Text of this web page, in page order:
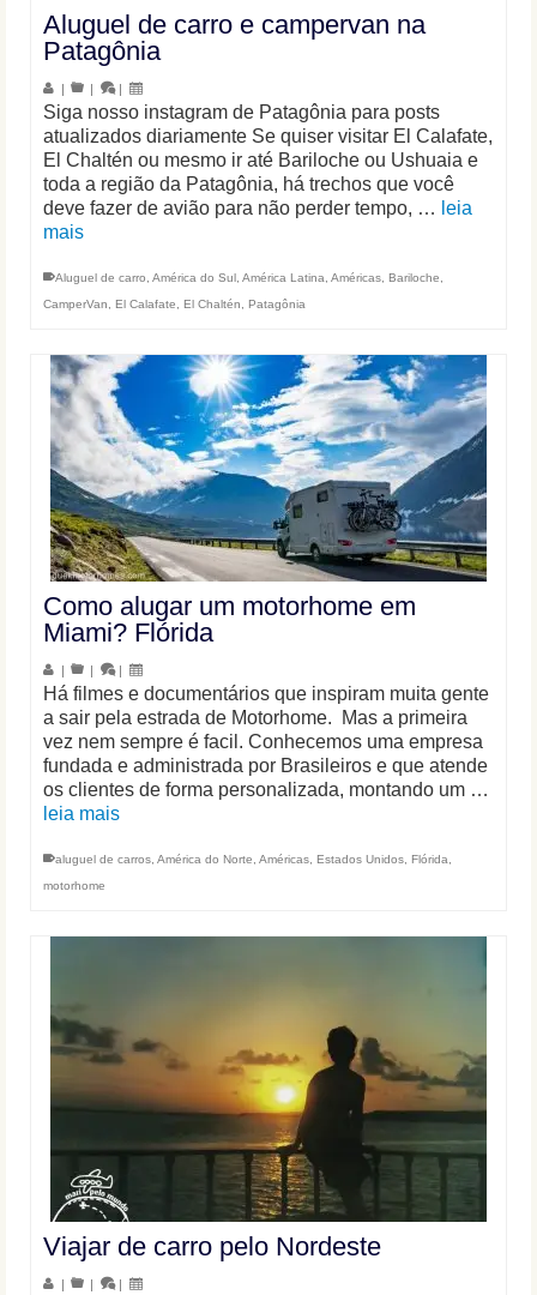
Aluguel de carro e campervan na
Patagônia
| | |
Siga nosso instagram de Patagônia para posts
atualizados diariamente Se quiser visitar El Calafate,
El Chaltén ou mesmo ir até Bariloche ou Ushuaia e
toda a região da Patagônia, há trechos que você
deve fazer de avião para não perder tempo, … leia
mais
Aluguel de carro América do Sul América Latina Américas Bariloche
CamperVan
El Calafate El Chaltén Patagônia
Como alugar um motorhome em
Miami? Flórida
| | |
Há filmes e documentários que inspiram muita gente
a sair pela estrada de Motorhome. Mas a primeira
vez nem sempre é facil. Conhecemos uma empresa
fundada e administrada por Brasileiros e que atende
os clientes de forma personalizada, montando um …
leia mais
aluguel de carros América do Norte Américas Estados Unidos Flórida
motorhome
Viajar de carro pelo Nordeste
| | |